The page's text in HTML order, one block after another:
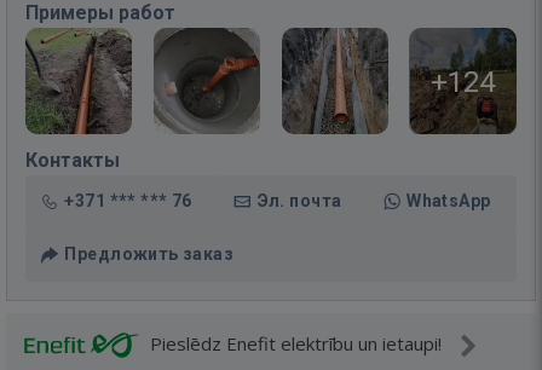
Примеры работ
+124
Контакты
+371 *** *** 76 Эл. почта WhatsApp
Предложить заказ
Pieslēdz Enefit elektrību un ietaupi!